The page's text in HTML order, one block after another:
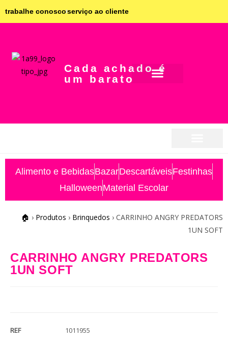
trabalhe conoscoserviço ao cliente
Cada achado é
um barato
Alimento e BebidasBazarDescartáveisFestinhas
HalloweenMaterial Escolar
🏠 › Produtos › Brinquedos › CARRINHO ANGRY PREDATORS
1UN SOFT
CARRINHO ANGRY PREDATORS
1UN SOFT
REF
1011955